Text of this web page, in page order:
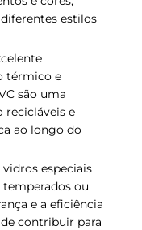
estilos
térmico e
são uma
recicláveis e
ao longo do
especiais
ou
e a eficiência
contribuir para